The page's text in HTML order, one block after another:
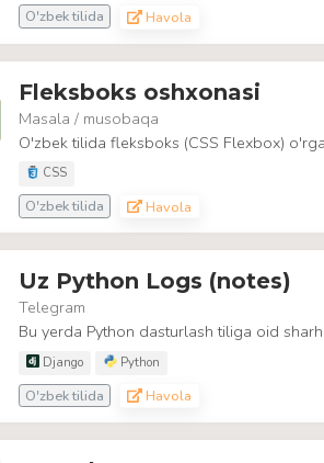
O'zbek tilida Havola
Fleksboks oshxonasi
Masala / musobaqa
O'zbek tilida fleksboks (CSS Flexbox)
CSS
O'zbek tilida Havola
Uz Python Logs (notes)
Telegram
Bu yerda Python dasturlash tiliga oid
Django Python
O'zbek tilida Havola